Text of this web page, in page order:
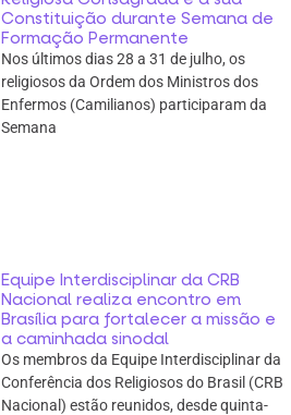
Constituição durante Semana de
Formação Permanente
Nos últimos dias 28 a 31 de julho, os
religiosos da Ordem dos Ministros dos
Enfermos (Camilianos) participaram da
Semana
Equipe Interdisciplinar da CRB
Nacional realiza encontro em
Brasília para fortalecer a missão e
a caminhada sinodal
Os membros da Equipe Interdisciplinar da
Conferência dos Religiosos do Brasil (CRB
Nacional) estão reunidos, desde quinta-